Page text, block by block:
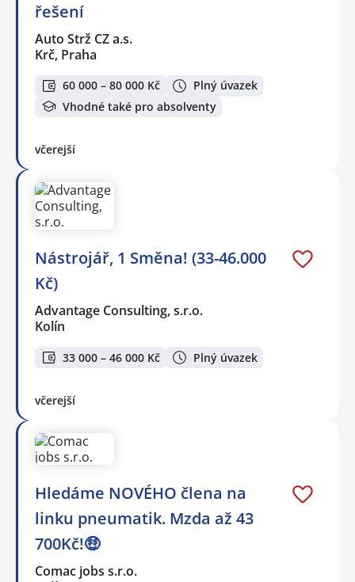
řešení
Auto Strž CZ a.s.
Krč, Praha
60 000 – 80 000 Kč
Plný úvazek
Vhodné také pro absolventy
včerejší
Nástrojář, 1 Směna! (33-46.000
Kč)
Advantage Consulting, s.r.o.
Kolín
33 000 – 46 000 Kč Plný úvazek
včerejší
Hledáme NOVÉHO člena na
linku pneumatik. Mzda až 43
700Kč!🤑
Comac jobs s.r.o.